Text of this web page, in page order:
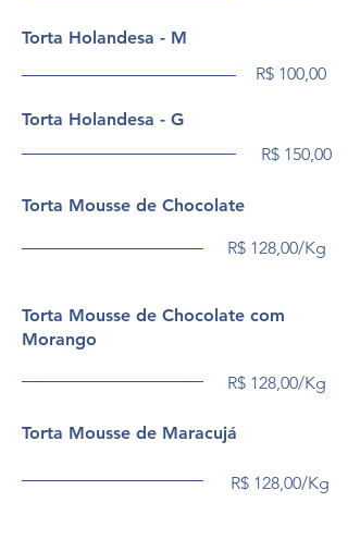
Torta Holandesa - M
R$ 100,00
Torta Holandesa - G
R$ 150,00
Torta Mousse de Chocolate
R$ 128,00/Kg
Torta Mousse de Chocolate com
Morango
R$ 128,00/Kg
Torta Mousse de Maracujá
R$ 128,00/Kg